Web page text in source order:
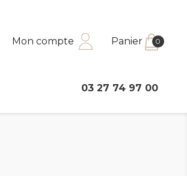
Mon compte Panier 0
03 27 74 97 00